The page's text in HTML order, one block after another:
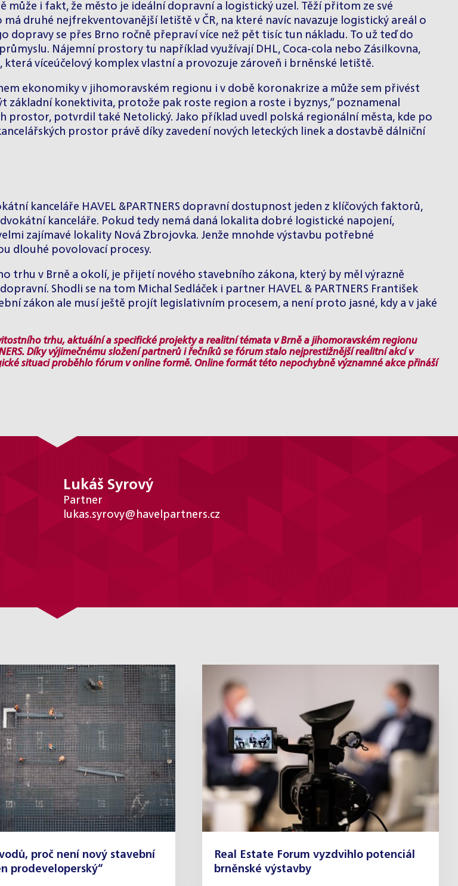
i fakt, že město je ideální dopravní a logistický uzel. Těží přitom ze své
druhé nejfrekventovanější letiště v ČR, na které navíc navazuje logistický areál o
dopravy se přes Brno ročně přepraví více než pět tisíc tun nákladu. To už teď do
Nájemní prostory tu například využívají DHL, Coca-cola nebo Zásilkovna,
víceúčelový komplex vlastní a provozuje zároveň i brněnské letiště.
ekonomiky v jihomoravském regionu i v době koronakrize a může sem přivést
základní konektivita, protože pak roste region a roste i byznys,“ poznamenal
prostor, potvrdil také Netolický. Jako příklad uvedl polská regionální města, kde po
prostor právě díky zavedení nových leteckých linek a dostavbě dálniční
kanceláře HAVEL &PARTNERS dopravní dostupnost jeden z klíčových faktorů,
kanceláře. Pokud tedy nemá daná lokalita dobré logistické napojení,
zajímavé lokality Nová Zbrojovka. Jenže mnohde výstavbu potřebné
dlouhé povolovací procesy.
trhu v Brně a okolí, je přijetí nového stavebního zákona, který by měl výrazně
Shodli se na tom Michal Sedláček i partner HAVEL & PARTNERS František
zákon ale musí ještě projít legislativním procesem, a není proto jasné, kdy a v jaké
trhu, aktuální a specifické projekty a realitní témata v Brně a jihomoravském regionu
Díky výjimečnému složení partnerů i řečníků se fórum stalo nejprestižnější realitní akcí v
situaci proběhlo fórum v online formě. Online formát této nepochybně významné akce přináší
Lukáš Syrový
Partner
lukas.syrovy@havelpartners.cz
proč není nový stavební
prodeveloperský“
Real Estate Forum vyzdvihlo potenciál
brněnské výstavby